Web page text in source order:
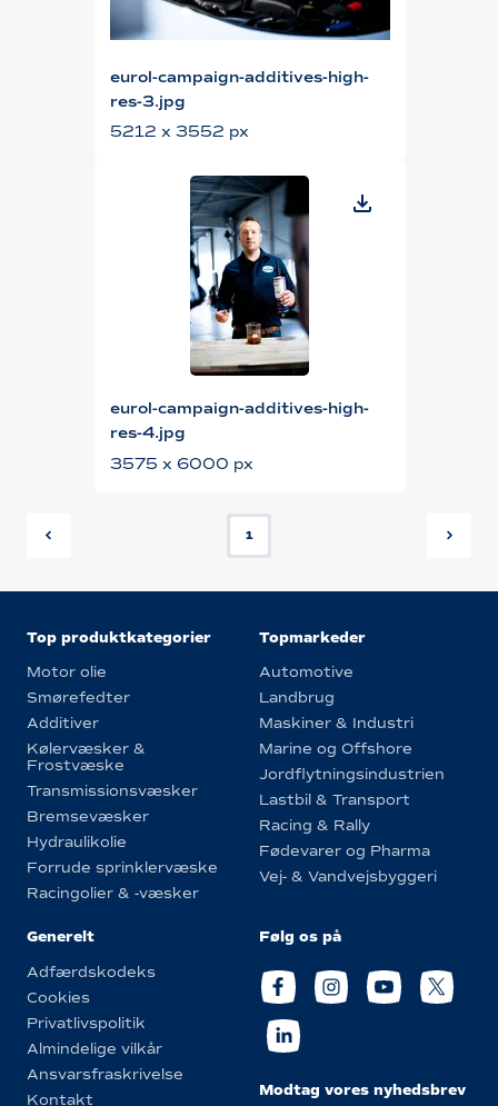
eurol-campaign-additives-high-
res-3.jpg
5212 x 3552 px
eurol-campaign-additives-high-
res-4.jpg
3575 x 6000 px
1
Top produktkategorier
Motor olie
Smørefedter
Additiver
Kølervæsker &
Frostvæske
Transmissionsvæsker
Bremsevæsker
Hydraulikolie
Forrude sprinklervæske
Racingolier & -væsker
Topmarkeder
Automotive
Landbrug
Maskiner & Industri
Marine og Offshore
Jordflytningsindustrien
Lastbil & Transport
Racing & Rally
Fødevarer og Pharma
Vej- & Vandvejsbyggeri
Generelt
Adfærdskodeks
Cookies
Privatlivspolitik
Almindelige vilkår
Ansvarsfraskrivelse
Kontakt
Følg os på
Modtag vores nyhedsbrev